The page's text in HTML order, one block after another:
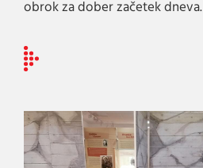
obrok za dober začetek dneva.